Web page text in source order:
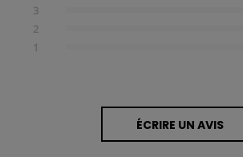
3
2
1
ÉCRIRE UN AVIS